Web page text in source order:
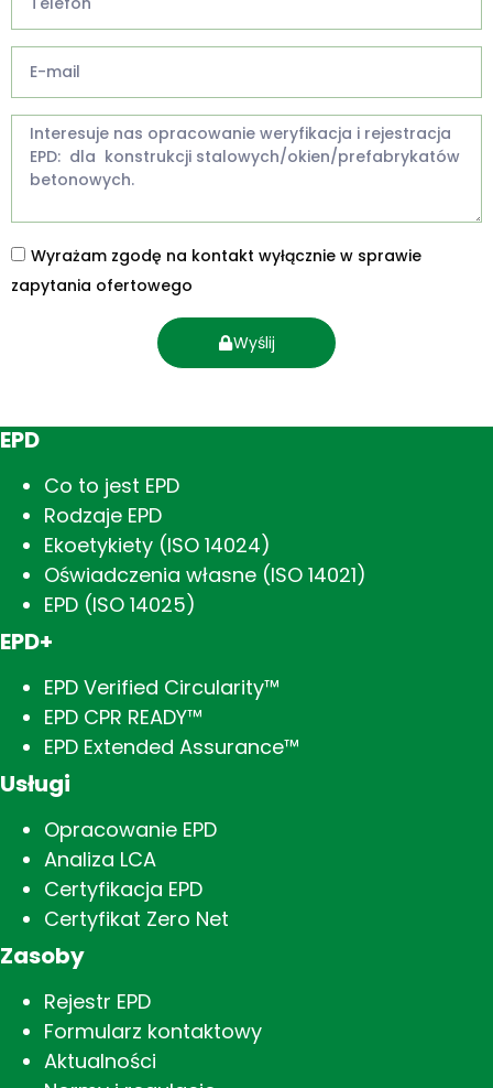
Wyrażam zgodę na kontakt wyłącznie w sprawie
zapytania ofertowego
Wyślij
EPD
Co to jest EPD
Rodzaje EPD
Ekoetykiety (ISO 14024)
Oświadczenia własne (ISO 14021)
EPD (ISO 14025)
EPD+
EPD Verified Circularity™
EPD CPR READY™
EPD Extended Assurance™
Usługi
Opracowanie EPD
Analiza LCA
Certyfikacja EPD
Certyfikat Zero Net
Zasoby
Rejestr EPD
Formularz kontaktowy
Aktualności